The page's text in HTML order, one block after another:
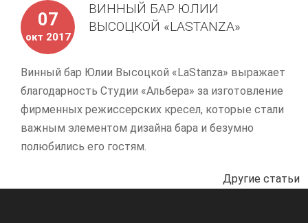
07
окт 2017
ВИННЫЙ БАР ЮЛИИ
ВЫСОЦКОЙ «LASTANZA»
Винный бар Юлии Высоцкой «LaStanza» выражает
благодарность Студии «Альбера» за изготовление
фирменных режиссерских кресел, которые стали
важным элементом дизайна бара и безумно
полюбились его гостям.
Другие статьи